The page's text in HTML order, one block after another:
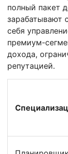
полный пакет
зарабатывают
себя
премиум-
дохода,
репутацией.